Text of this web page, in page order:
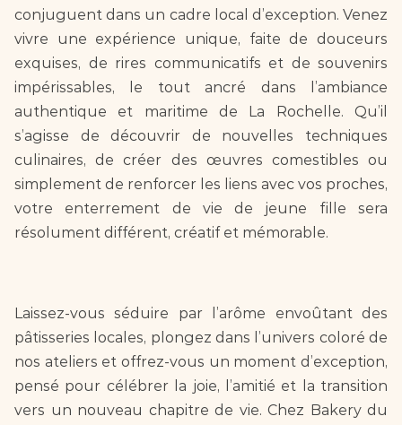
conjuguent dans un cadre local d’exception. Venez
vivre une expérience unique, faite de douceurs
exquises, de rires communicatifs et de souvenirs
impérissables, le tout ancré dans l’ambiance
authentique et maritime de La Rochelle. Qu’il
s’agisse de découvrir de nouvelles techniques
culinaires, de créer des œuvres comestibles ou
simplement de renforcer les liens avec vos proches,
votre enterrement de vie de jeune fille sera
résolument différent, créatif et mémorable.
Laissez-vous séduire par l’arôme envoûtant des
pâtisseries locales, plongez dans l’univers coloré de
nos ateliers et offrez-vous un moment d’exception,
pensé pour célébrer la joie, l’amitié et la transition
vers un nouveau chapitre de vie. Chez Bakery du